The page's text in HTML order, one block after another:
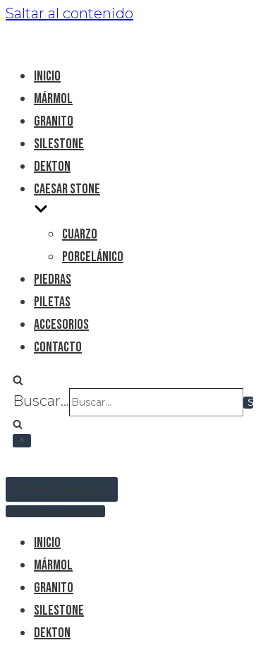
Saltar al contenido
Inicio
Mármol
Granito
Silestone
Dekton
Caesar Stone
Cuarzo
Porcelánico
Piedras
Piletas
Accesorios
Contacto
Buscar...
Inicio
Mármol
Granito
Silestone
Dekton